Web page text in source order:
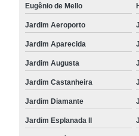
Eugênio de Mello
Jardim Aeroporto
Jardim Aparecida
Jardim Augusta
Jardim Castanheira
Jardim Diamante
Jardim Esplanada II